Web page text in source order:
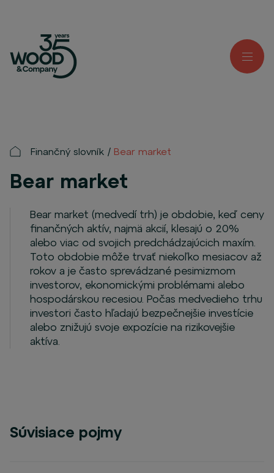
Finančný slovník Bear market
Bear market
Bear market (medvedí trh) je obdobie, keď ceny
finančných aktív, najmä akcií, klesajú o 20%
alebo viac od svojich predchádzajúcich maxím.
Toto obdobie môže trvať niekoľko mesiacov až
rokov a je často sprevádzané pesimizmom
investorov, ekonomickými problémami alebo
hospodárskou recesiou. Počas medvedieho trhu
investori často hľadajú bezpečnejšie investície
alebo znižujú svoje expozície na rizikovejšie
aktíva.
Súvisiace pojmy